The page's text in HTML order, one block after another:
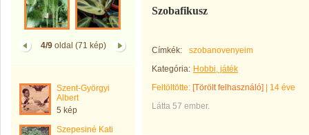
4/9oldal (71 kép)
Szent-Györgyi
Albert
5 kép
Szepesiné Kati
Szobafikusz
Címkék:
szobanovenyeim
Kategória: Hobbi, játék
Feltöltötte: [Törölt felhasználó]
14 éve
Látta 57 ember.